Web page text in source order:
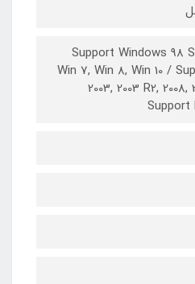
Support Windows 98
Win 7, Win 8, Win 10 /
2003, 2003 R2, 2008,
Support